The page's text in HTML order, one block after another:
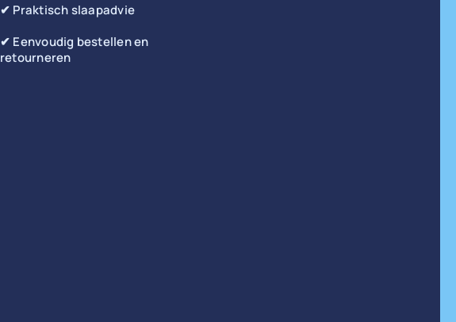
✔ Praktisch slaapadvie
✔ Eenvoudig bestellen en
retourneren